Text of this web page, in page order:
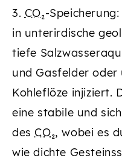
3. CO₂-
in unterirdische
tiefe
und Gasfelder oder
Kohleflöze injiziert.
eine stabile und
desCO₂, wobei es
wie dichte